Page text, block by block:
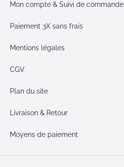
Mon compte & Suivi de commande
Paiement 3X sans frais
Mentions légales
CGV
Plan du site
Livraison & Retour
Moyens de paiement